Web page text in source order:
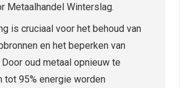
Metaalhandel Winterslag.
is cruciaal voor het behoud van
en het beperken van
oud metaal opnieuw te
tot 95% energie worden